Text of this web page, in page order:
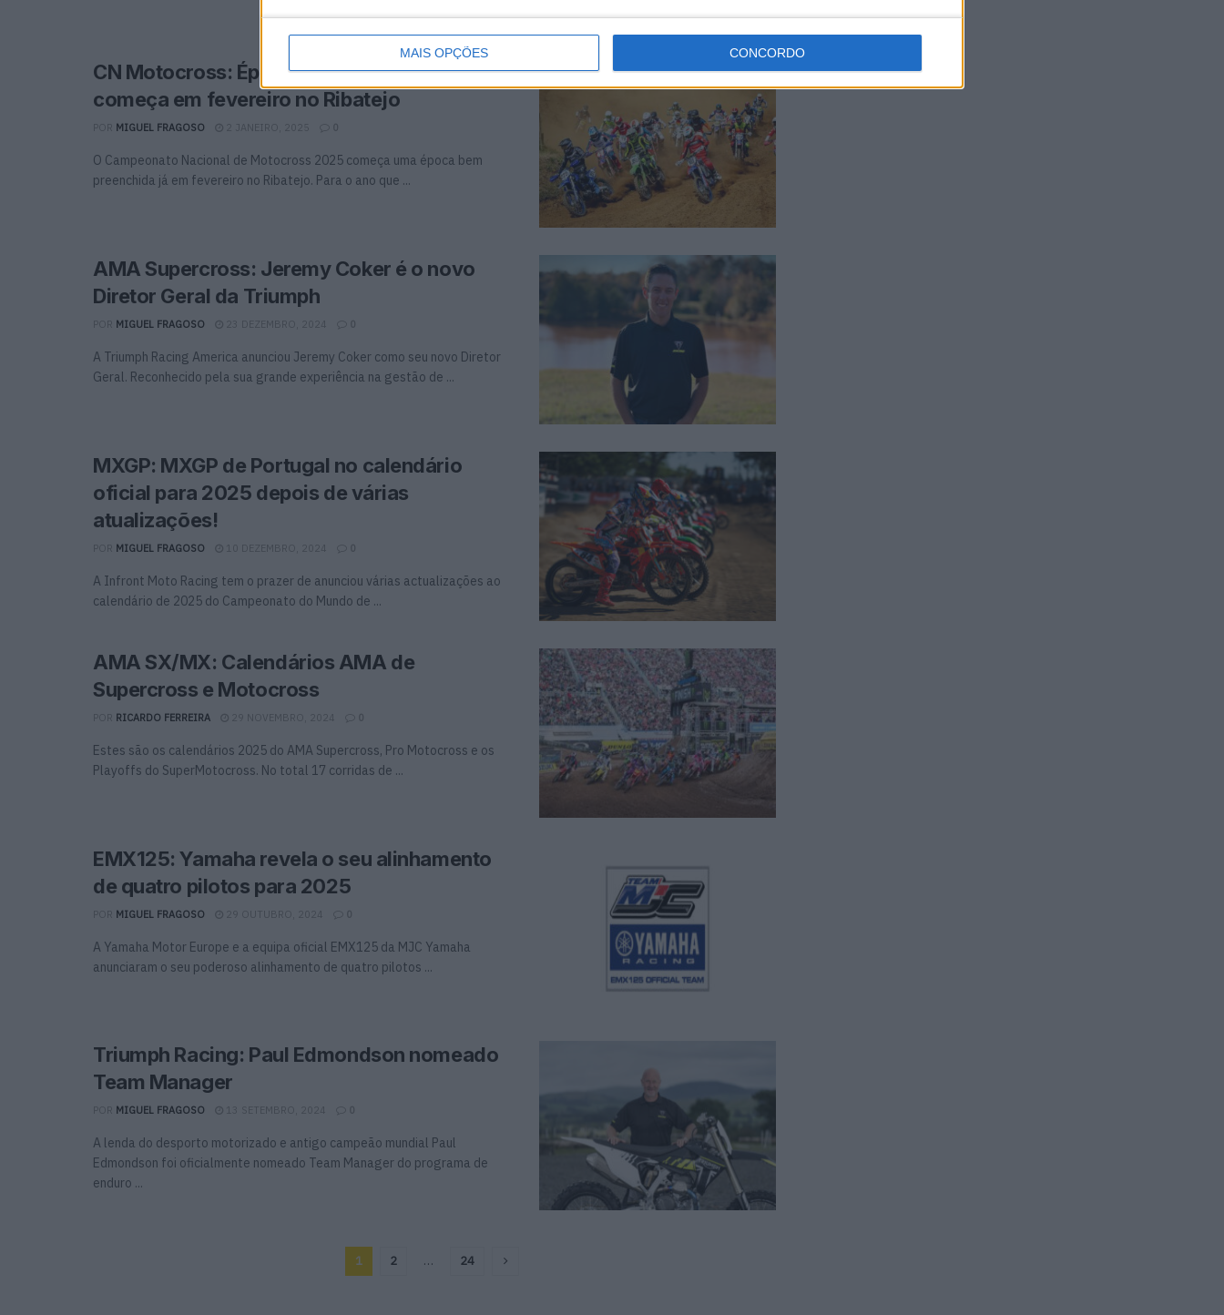
MAIS OPÇÕES CONCORDO
CN Motocross: Época bem preenchida
começa em fevereiro no Ribatejo
MIGUEL FRAGOSO 2 JANEIRO, 2025 0
O Campeonato Nacional de Motocross 2025 começa uma época bem
preenchida já em fevereiro no Ribatejo. Para o ano que ...
AMA Supercross: Jeremy Coker é o novo
Diretor Geral da Triumph
MIGUEL FRAGOSO 23 DEZEMBRO, 2024 0
A Triumph Racing America anunciou Jeremy Coker como seu novo Diretor
Geral. Reconhecido pela sua grande experiência na gestão de ...
MXGP: MXGP de Portugal no calendário
oficial para 2025 depois de várias
atualizações!
MIGUEL FRAGOSO 10 DEZEMBRO, 2024 0
A Infront Moto Racing tem o prazer de anunciou várias actualizações ao
calendário de 2025 do Campeonato do Mundo de ...
AMA SX/MX: Calendários AMA de
Supercross e Motocross
RICARDO FERREIRA 29 NOVEMBRO, 2024 0
Estes são os calendários 2025 do AMA Supercross, Pro Motocross e os
Playoffs do SuperMotocross. No total 17 corridas de ...
EMX125: Yamaha revela o seu alinhamento
de quatro pilotos para 2025
MIGUEL FRAGOSO 29 OUTUBRO, 2024 0
A Yamaha Motor Europe e a equipa oficial EMX125 da MJC Yamaha
anunciaram o seu poderoso alinhamento de quatro pilotos ...
Triumph Racing: Paul Edmondson nomeado
Team Manager
MIGUEL FRAGOSO 13 SETEMBRO, 2024 0
A lenda do desporto motorizado e antigo campeão mundial Paul
Edmondson foi oficialmente nomeado Team Manager do programa de
enduro ...
1 2 … 24